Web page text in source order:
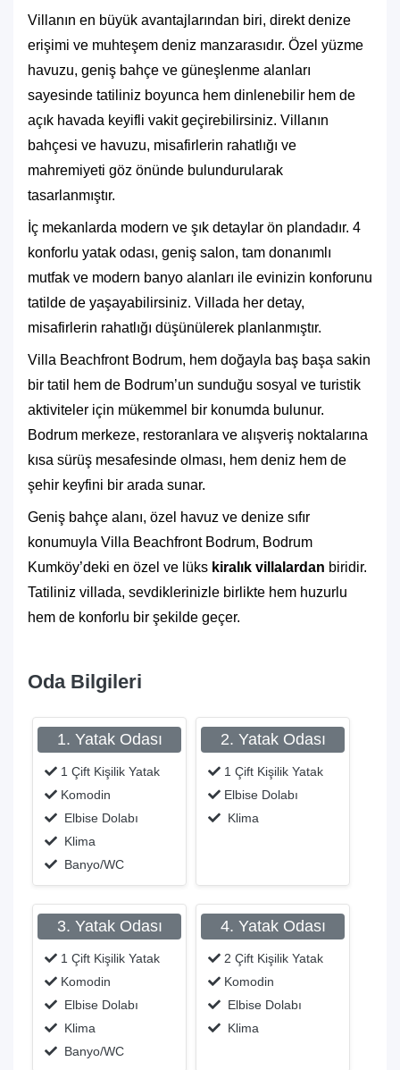
Villanın en büyük avantajlarından biri, direkt denize
erişimi ve muhteşem deniz manzarasıdır. Özel yüzme
havuzu, geniş bahçe ve güneşlenme alanları
sayesinde tatiliniz boyunca hem dinlenebilir hem de
açık havada keyifli vakit geçirebilirsiniz. Villanın
bahçesi ve havuzu, misafirlerin rahatlığı ve
mahremiyeti göz önünde bulundurularak
tasarlanmıştır.
İç mekanlarda modern ve şık detaylar ön plandadır. 4
konforlu yatak odası, geniş salon, tam donanımlı
mutfak ve modern banyo alanları ile evinizin konforunu
tatilde de yaşayabilirsiniz. Villada her detay,
misafirlerin rahatlığı düşünülerek planlanmıştır.
Villa Beachfront Bodrum, hem doğayla baş başa sakin
bir tatil hem de Bodrum’un sunduğu sosyal ve turistik
aktiviteler için mükemmel bir konumda bulunur.
Bodrum merkeze, restoranlara ve alışveriş noktalarına
kısa sürüş mesafesinde olması, hem deniz hem de
şehir keyfini bir arada sunar.
Geniş bahçe alanı, özel havuz ve denize sıfır
konumuyla Villa Beachfront Bodrum, Bodrum
Kumköy’deki en özel ve lüks kiralık villalardan biridir.
Tatiliniz villada, sevdiklerinizle birlikte hem huzurlu
hem de konforlu bir şekilde geçer.
Oda Bilgileri
1. Yatak Odası
1 Çift Kişilik Yatak
Komodin
Elbise Dolabı
Klima
Banyo/WC
2. Yatak Odası
1 Çift Kişilik Yatak
Elbise Dolabı
Klima
3. Yatak Odası
1 Çift Kişilik Yatak
Komodin
Elbise Dolabı
Klima
Banyo/WC
4. Yatak Odası
2 Çift Kişilik Yatak
Komodin
Elbise Dolabı
Klima